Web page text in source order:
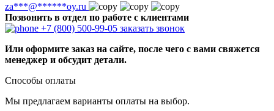
za***@******oy.ru
Позвонить в отдел по работе с клиентами
+7 (800) 500-99-05 заказать звонок
Или оформите заказ на сайте, после чего с вами свяжется
менеджер и обсудит детали.
Способы оплаты
Мы предлагаем варианты оплаты на выбор.